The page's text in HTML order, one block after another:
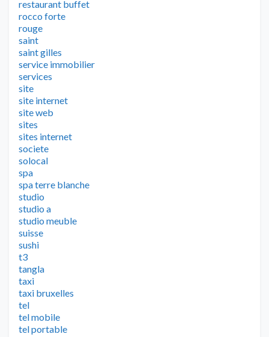
restaurant buffet
rocco forte
rouge
saint
saint gilles
service immobilier
services
site
site internet
site web
sites
sites internet
societe
solocal
spa
spa terre blanche
studio
studio a
studio meuble
suisse
sushi
t3
tangla
taxi
taxi bruxelles
tel
tel mobile
tel portable